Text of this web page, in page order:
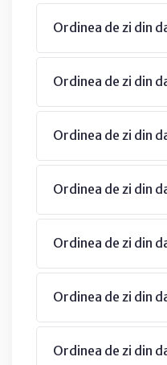
Ordinea de zi din
Ordinea de zi din
Ordinea de zi din
Ordinea de zi din
Ordinea de zi din
Ordinea de zi din
Ordinea de zi din